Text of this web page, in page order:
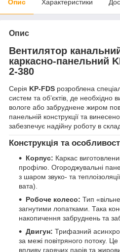
Опис Характеристики
Опис
Вентилятор
каркасно-панельний
2-380
Серія KP-FDS розроблена
систем та об’єктів, де необхідно
вологе або забруднене жиром
панельній конструкції та
забезпечує надійну роботу в
Конструкція та
Корпус: Каркас
профілю. Огороджувальні
з шаром звуко- та
вата).
Робоче колесо: Тип
загнутими лопатками. Така
накопичення забруднень та
Двигун: Трифазний
за межі повітряного потоку.
впливу гарячих парів та